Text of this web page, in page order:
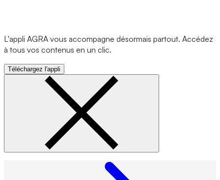
L'appli AGRA vous accompagne désormais partout. Accédez
à tous vos contenus en un clic.
Téléchargez l'appli